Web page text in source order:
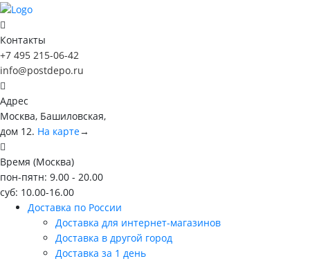
Контакты
+7 495 215-06-42
info@postdepo.ru
Адрес
Москва, Башиловская,
дом 12. На карте→
Время (Москва)
пон-пятн: 9.00 - 20.00
суб: 10.00-16.00
Доставка по России
Доставка для интернет-магазинов
Доставка в другой город
Доставка за 1 день